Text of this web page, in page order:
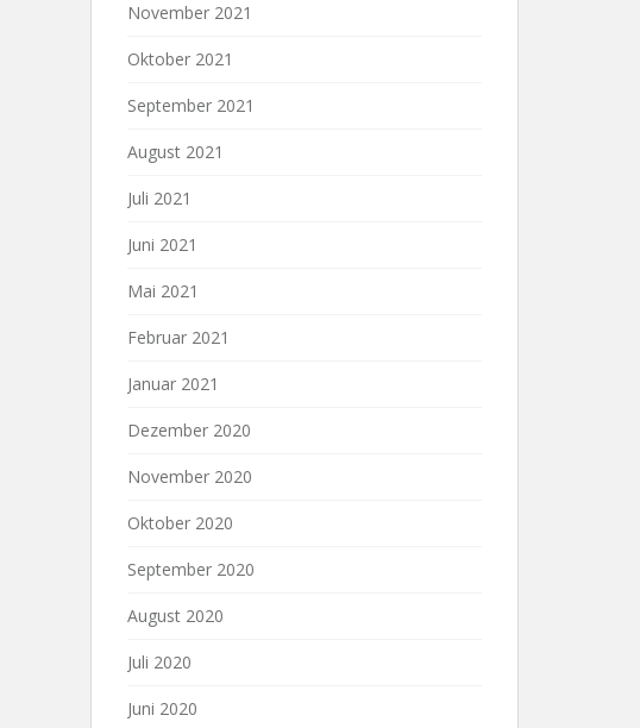
November 2021
Oktober 2021
September 2021
August 2021
Juli 2021
Juni 2021
Mai 2021
Februar 2021
Januar 2021
Dezember 2020
November 2020
Oktober 2020
September 2020
August 2020
Juli 2020
Juni 2020